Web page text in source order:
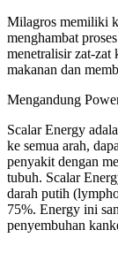
Milagros memiliki
menghambat
menetralisir zat-zat
makanan dan
Mengandung
Scalar Energy
ke semua arah,
penyakit dengan
tubuh. Scalar
darah putih
75%. Energy ini
penyembuhan